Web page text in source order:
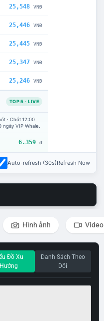
25,548 VNĐ
25,446 VNĐ
25,445 VNĐ
25,347 VNĐ
25,246 VNĐ
TOP 5 · LIVE
· Chốt 12:00
VIP Whale.
6.359 đ
Auto-refresh (30s)Refresh Now
Hình ảnh Video
Đồ Xu
Hướng
Danh Sách Theo
Dõi